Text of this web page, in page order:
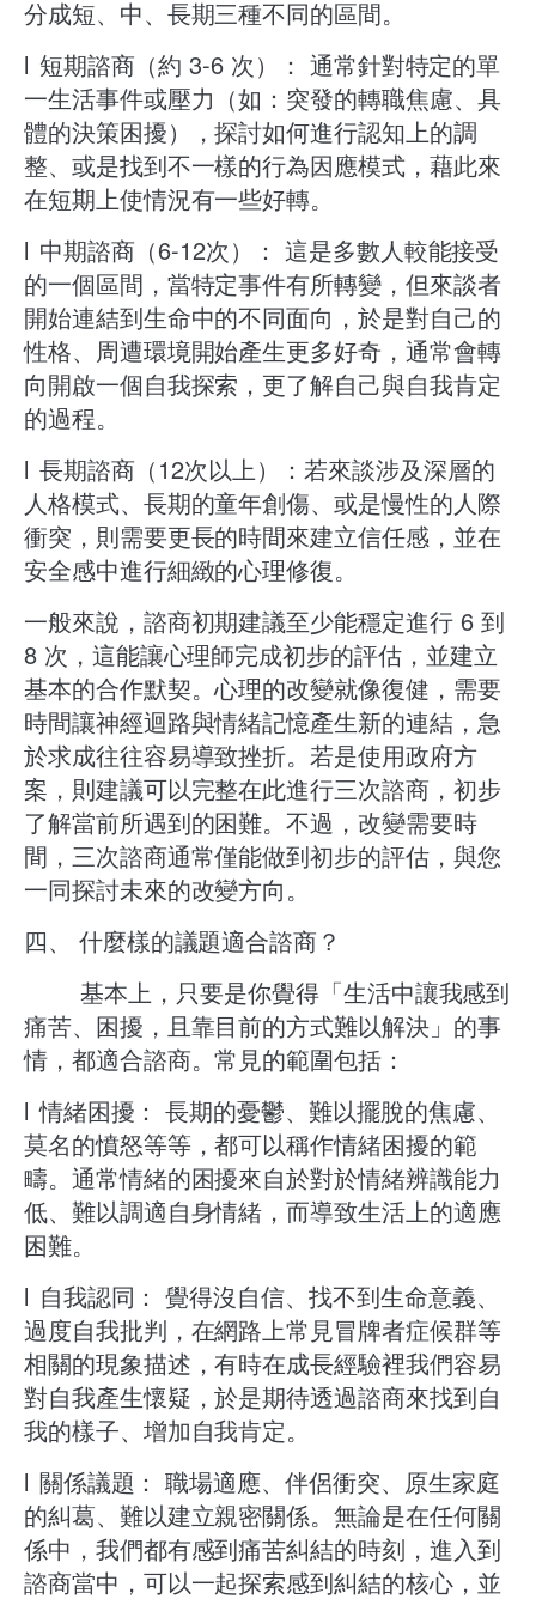
分成短、中、長期三種不同的區間。
l 短期諮商（約 3-6 次）： 通常針對特定的單
一生活事件或壓力（如：突發的轉職焦慮、具
體的決策困擾），探討如何進行認知上的調
整、或是找到不一樣的行為因應模式，藉此來
在短期上使情況有一些好轉。
l 中期諮商（6-12次）： 這是多數人較能接受
的一個區間，當特定事件有所轉變，但來談者
開始連結到生命中的不同面向，於是對自己的
性格、周遭環境開始產生更多好奇，通常會轉
向開啟一個自我探索，更了解自己與自我肯定
的過程。
l 長期諮商（12次以上）：若來談涉及深層的
人格模式、長期的童年創傷、或是慢性的人際
衝突，則需要更長的時間來建立信任感，並在
安全感中進行細緻的心理修復。
​一般來說，諮商初期建議至少能穩定進行 6 到
8 次，這能讓心理師完成初步的評估，並建立
基本的合作默契。心理的改變就像復健，需要
時間讓神經迴路與情緒記憶產生新的連結，急
於求成往往容易導致挫折。若是使用政府方
案，則建議可以完整在此進行三次諮商，初步
了解當前所遇到的困難。不過，改變需要時
間，三次諮商通常僅能做到初步的評估，與您
一同探討未來的改變方向。
​四、 什麼樣的議題適合諮商？
​ 基本上，只要是你覺得「生活中讓我感到
痛苦、困擾，且靠目前的方式難以解決」的事
情，都適合諮商。常見的範圍包括：
l ​情緒困擾： 長期的憂鬱、難以擺脫的焦慮、
莫名的憤怒等等，都可以稱作情緒困擾的範
疇。通常情緒的困擾來自於對於情緒辨識能力
低、難以調適自身情緒，而導致生活上的適應
困難。
l 自我認同： 覺得沒自信、找不到生命意義、
過度自我批判，在網路上常見冒牌者症候群等
相關的現象描述，有時在成長經驗裡我們容易
對自我產生懷疑，於是期待透過諮商來找到自
我的樣子、增加自我肯定。
l 關係議題： 職場適應、伴侶衝突、原生家庭
的糾葛、難以建立親密關係。無論是在任何關
係中，我們都有感到痛苦糾結的時刻，進入到
諮商當中，可以一起探索感到糾結的核心，並